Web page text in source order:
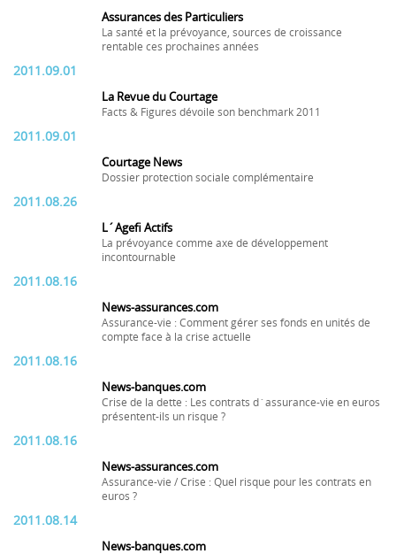
Assurances des Particuliers
La santé et la prévoyance, sources de croissance
rentable ces prochaines années
2011.09.01
La Revue du Courtage
Facts & Figures dévoile son benchmark 2011
2011.09.01
Courtage News
Dossier protection sociale complémentaire
2011.08.26
L´Agefi Actifs
La prévoyance comme axe de développement
incontournable
2011.08.16
News-assurances.com
Assurance-vie : Comment gérer ses fonds en unités de
compte face à la crise actuelle
2011.08.16
News-banques.com
Crise de la dette : Les contrats d´assurance-vie en euros
présentent-ils un risque ?
2011.08.16
News-assurances.com
Assurance-vie / Crise : Quel risque pour les contrats en
euros ?
2011.08.14
News-banques.com